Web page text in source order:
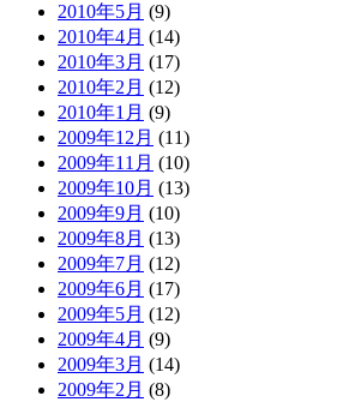
2010年5月 (9)
2010年4月 (14)
2010年3月 (17)
2010年2月 (12)
2010年1月 (9)
2009年12月 (11)
2009年11月 (10)
2009年10月 (13)
2009年9月 (10)
2009年8月 (13)
2009年7月 (12)
2009年6月 (17)
2009年5月 (12)
2009年4月 (9)
2009年3月 (14)
2009年2月 (8)